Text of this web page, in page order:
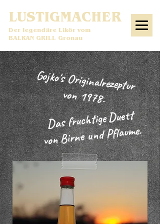
Der legendäre Likör vom
BALKAN GRILL Gronau
LUSTIGMACHER
Gojko's Originalrezeptur
von 1978.
Dasfruchtige Duett
von Birne und Pflaume.